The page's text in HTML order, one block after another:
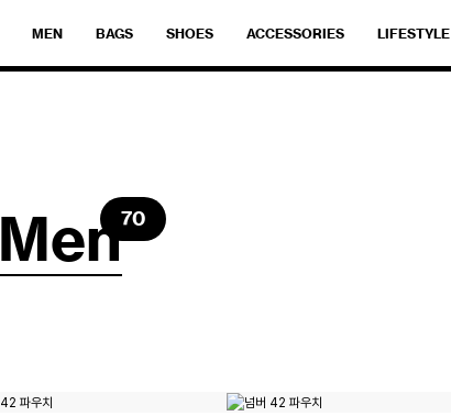
MEN BAGS SHOES ACCESSORIES LIFESTYLE
Men70